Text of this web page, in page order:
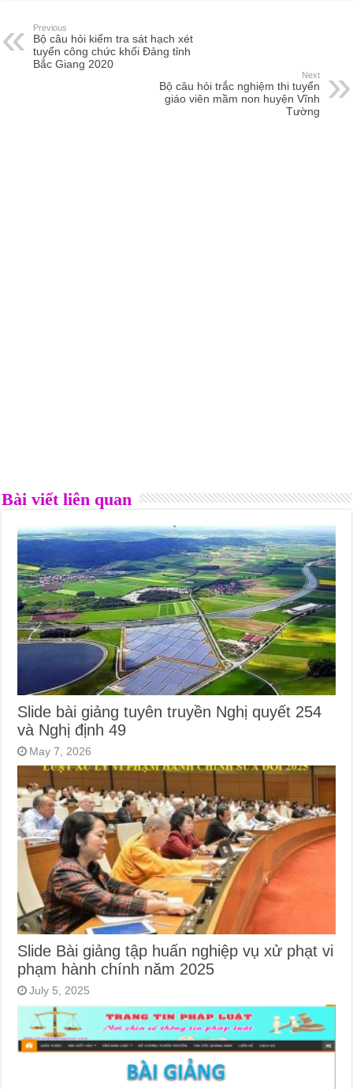
Previous
Bộ câu hỏi kiểm tra sát hạch xét
tuyển công chức khối Đảng tỉnh
Bắc Giang 2020
Next
Bộ câu hỏi trắc nghiệm thi tuyển
giáo viên mầm non huyện Vĩnh
Tường
Bài viết liên quan
Slide bài giảng tuyên truyền Nghị quyết 254
và Nghị định 49
May 7, 2026
Slide Bài giảng tập huấn nghiệp vụ xử phạt vi
phạm hành chính năm 2025
July 5, 2025